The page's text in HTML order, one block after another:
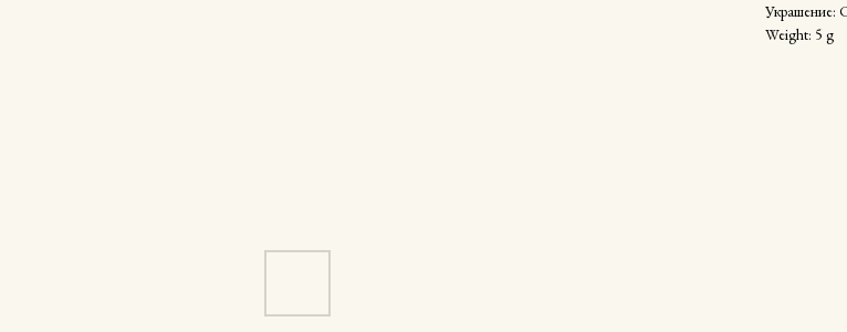
Украшение:
Weight: 5 g